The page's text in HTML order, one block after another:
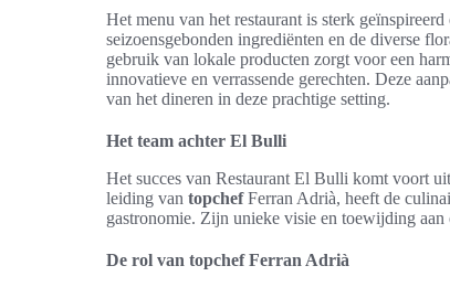
Het menu van het restaurant is sterk
seizoensgebonden ingrediënten en de diverse
gebruik van lokale producten zorgt voor een
innovatieve en verrassende gerechten. Deze
van het dineren in deze prachtige setting.
Het team achter El Bulli
Het succes van Restaurant El Bulli komt voort
leiding van topchefFerran Adrià, heeft de
gastronomie. Zijn unieke visie en toewijding
De rol van topchef Ferran Adrià